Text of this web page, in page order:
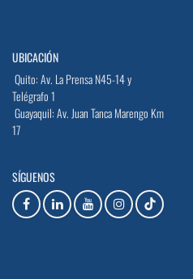
UBICACIÓN
Quito: Av. La Prensa N45-14 y
Telégrafo 1
Guayaquil: Av. Juan Tanca Marengo Km
17
SÍGUENOS